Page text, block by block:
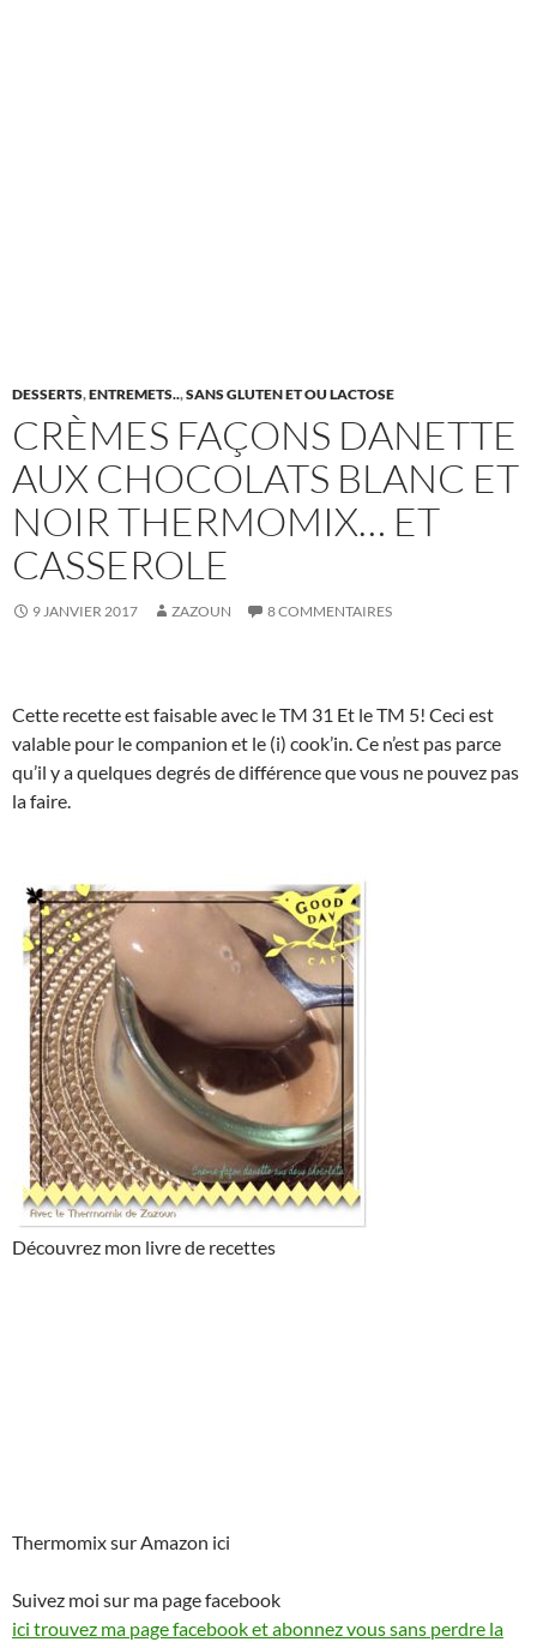
DESSERTS,ENTREMETS..,SANS GLUTEN ET OU LACTOSE
CRÈMES FAÇONS DANETTE
AUX CHOCOLATS BLANC ET
NOIR THERMOMIX… ET
CASSEROLE
9 JANVIER 2017 ZAZOUN 8 COMMENTAIRES
Cette recette est faisable avec le TM 31 Et le TM 5! Ceci est
valable pour le companion et le (i) cook’in. Ce n’est pas parce
qu’il y a quelques degrés de différence que vous ne pouvez pas
la faire.
Découvrez mon livre de recettes
Thermomix sur Amazon ici
Suivez moi sur ma page facebook
ici trouvez ma page facebook et abonnez vous sans perdre la